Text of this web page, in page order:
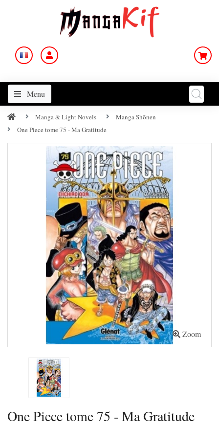
Menu
Manga & Light Novels
Manga Shōnen
One Piece tome 75 - Ma Gratitude
Zoom
One Piece tome 75 - Ma Gratitude